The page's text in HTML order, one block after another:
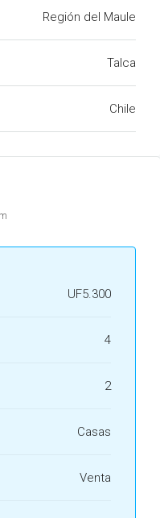
Región del Maule
Talca
Chile
UF5.300
4
2
Casas
Venta